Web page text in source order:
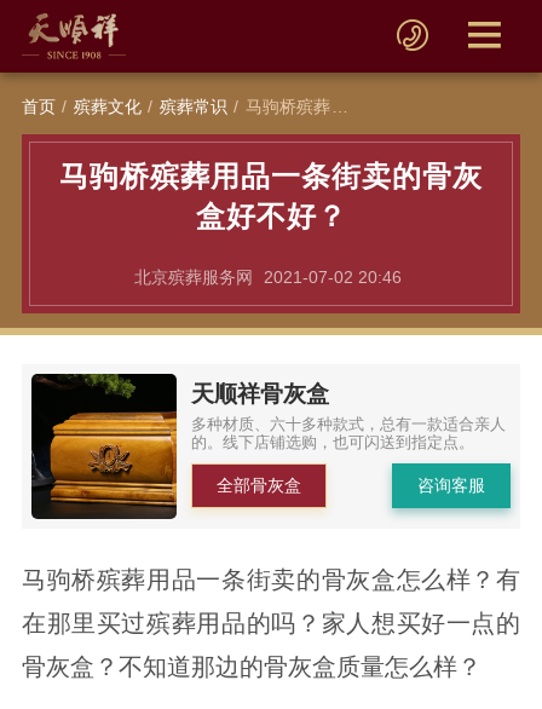
首页 殡葬文化 殡葬常识 马驹桥殡葬用品一条街卖的骨灰盒好不好？
马驹桥殡葬用品一条街卖的骨灰
盒好不好？
北京殡葬服务网 2021-07-02 20:46
天顺祥骨灰盒
多种材质、六十多种款式，总有一款适合亲人
的。线下店铺选购，也可闪送到指定点。
全部骨灰盒 咨询客服
马驹桥殡葬用品一条街卖的骨灰盒怎么样？有
在那里买过殡葬用品的吗？家人想买好一点的
骨灰盒？不知道那边的骨灰盒质量怎么样？